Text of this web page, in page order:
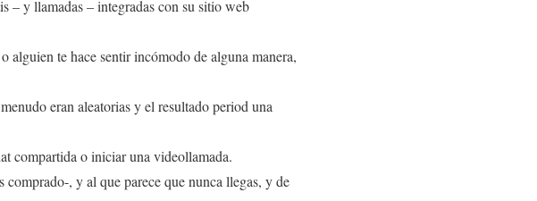
– y llamadas – integradas con su sitio web
alguien te hace sentir incómodo de alguna manera,
eran aleatorias y el resultado period una
compartida o iniciar una videollamada.
, y al que parece que nunca llegas, y de